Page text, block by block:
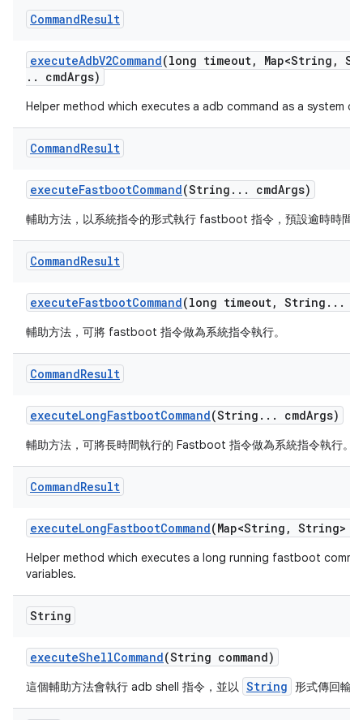
CommandResult
executeAdbV2Command(long timeout, Map<String ,
. . cmdArgs)
Helper method which executes a adb command as a system
CommandResult
executeFastbootCommand(String . . . cmdArgs)
輔助方法，以系統指令的形式執行 fastboot 指令，預設逾時時間
CommandResult
executeFastbootCommand(long timeout, String . . .
輔助方法，可將 fastboot 指令做為系統指令執行。
CommandResult
executeLongFastbootCommand(String . . . cmdArgs)
輔助方法，可將長時間執行的 Fastboot 指令做為系統指令執行。
CommandResult
executeLongFastbootCommand(Map<String , String>
Helper method which executes a long running fastboot
variables.
String
executeShellCommand(String command)
這個輔助方法會執行 adb shell 指令，並以 String 形式傳回輸